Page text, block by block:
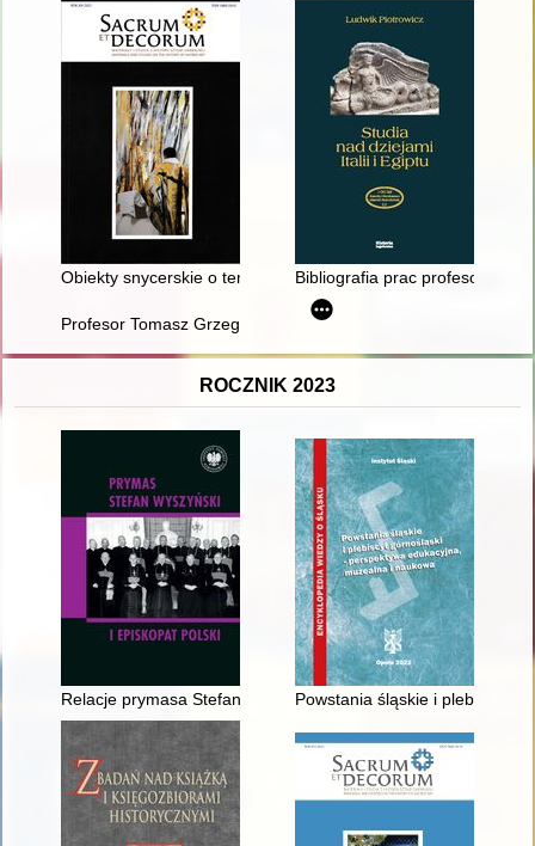
Obiekty snycerskie o tematyce religijnej zrealizowane w
Bibliografia prac profesora
Profesor Tomasz Grzegorczyk
ROCZNIK 2023
Relacje prymasa Stefana Wyszyńskiego z biskupami śląskimi
Powstania śląskie i plebiscyt z